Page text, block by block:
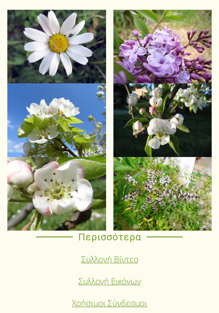
Περισσότερα
Συλλογή Βίντεο
Συλλογή Εικόνων
Χρήσιμοι Σύνδεσμοι